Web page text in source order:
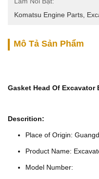
Komatsu Engine Parts
Mô Tả Sản Phẩm
Gasket Head Of
Descrition:
Place of Origin:
Product Name:
Model Number: